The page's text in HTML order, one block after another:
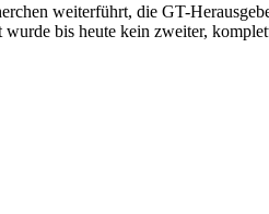
weiterführt, die GT-
bis heute kein zweiter,